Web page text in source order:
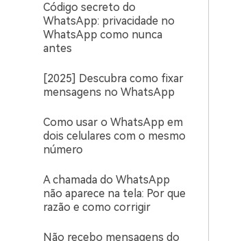
Código secreto do
WhatsApp: privacidade no
WhatsApp como nunca
antes
[2025] Descubra como fixar
mensagens no WhatsApp
Como usar o WhatsApp em
dois celulares com o mesmo
número
A chamada do WhatsApp
não aparece na tela: Por que
razão e como corrigir
Não recebo mensagens do